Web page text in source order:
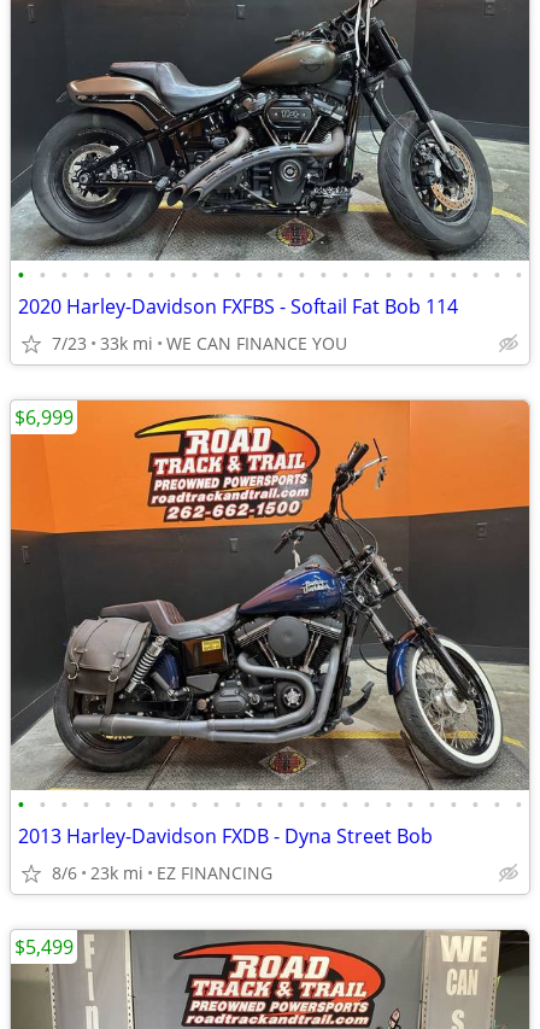
• • • • • • • • • • • • • • • • • • • • • • • •
2020 Harley-Davidson FXFBS - Softail Fat Bob 114
7/23 33k mi WE CAN FINANCE YOU
• • • • • • • • • • • • • • • • • • • • • • • •
2013 Harley-Davidson FXDB - Dyna Street Bob
8/6 23k mi EZ FINANCING
$6,999
$5,499